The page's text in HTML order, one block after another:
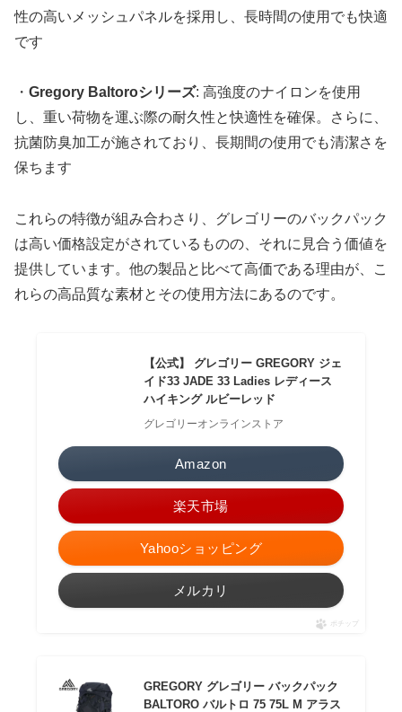
性の高いメッシュパネルを採用し、長時間の使用でも快適
です​
・ Gregory Baltoroシリーズ: 高強度のナイロンを使用
し、重い荷物を運ぶ際の耐久性と快適性を確保。さらに、
抗菌防臭加工が施されており、長期間の使用でも清潔さを
保ちます
これらの特徴が組み合わさり、グレゴリーのバックパック
は高い価格設定がされているものの、それに見合う価値を
提供しています。他の製品と比べて高価である理由が、こ
れらの高品質な素材とその使用方法にあるのです。
【公式】 グレゴリー GREGORY ジェ
イド33 JADE 33 Ladies レディース
ハイキング ルビーレッド
グレゴリーオンラインストア
Amazon
楽天市場
Yahooショッピング
メルカリ
ポチップ
GREGORY グレゴリー バックパック
BALTORO バルトロ 75 75L M アラス